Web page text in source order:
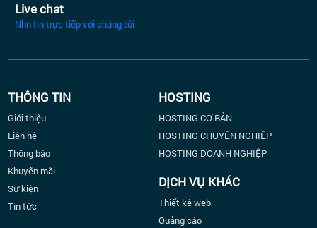
Live chat
Nhn tin trực tiếp với chúng tôi
THÔNG TIN
Giới thiệu
Liên hệ
Thông báo
Khuyến mãi
Sự kiện
Tin tức
HOSTING
HOSTING CƠ BẢN
HOSTING CHUYÊN NGHIỆP
HOSTING DOANH NGHIỆP
DỊCH VỤ KHÁC
Thiết kê web
Quảng cáo